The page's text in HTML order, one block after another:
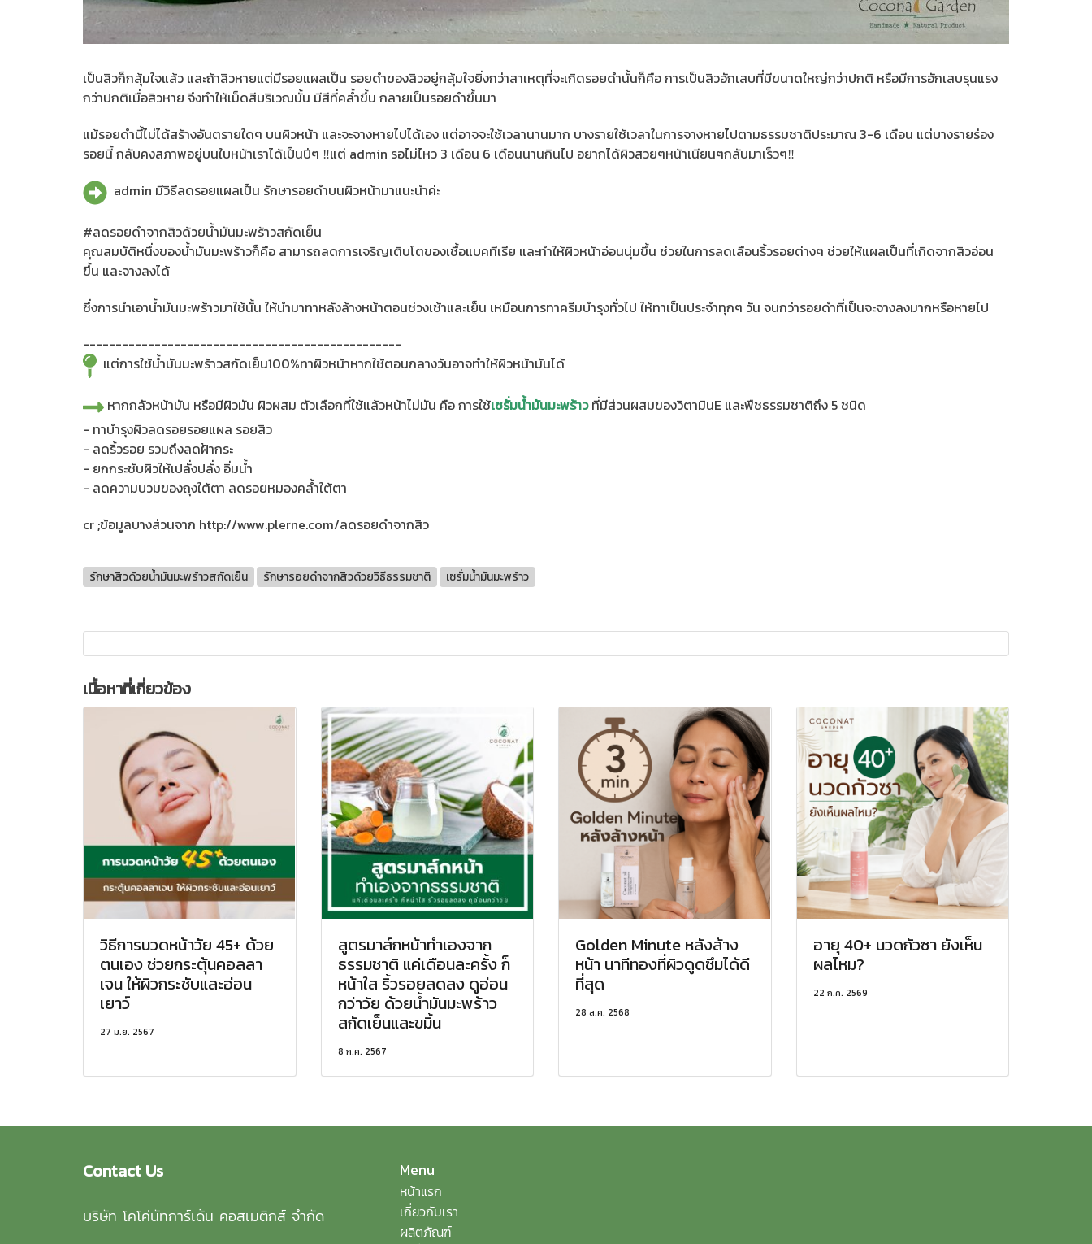
เป็นสิวก็กลุ้มใจแล้ว และถ้าสิวหายแต่มีรอยแผลเป็น รอยดำของสิวอยู่กลุ้มใจยิ่งกว่าสาเหตุที่จะเกิดรอยดำนั้นก็คือ การเป็นสิวอักเสบที่มีขนาดใหญ่กว่าปกติ หรือมีการอักเสบรุนแรง
กว่าปกติเมื่อสิวหาย จึงทำให้เม็ดสีบริเวณนั้น มีสีที่คล้ำขึ้น กลายเป็นรอยดำขึ้นมา
แม้รอยดำนี้ไม่ได้สร้างอันตรายใดๆ บนผิวหน้า และจะจางหายไปได้เอง แต่อาจจะใช้เวลานานมาก บางรายใช้เวลาในการจางหายไปตามธรรมชาติประมาณ 3-6 เดือน แต่บางรายร่อง
รอยนี้ กลับคงสภาพอยู่บนใบหน้าเราได้เป็นปีๆ ‼แต่ admin รอไม่ไหว 3 เดือน 6 เดือนนานกินไป อยากได้ผิวสวยๆหน้าเนียนๆกลับมาเร็วๆ‼
admin มีวิธีลดรอยแผลเป็น รักษารอยดำบนผิวหน้ามาแนะนำค่ะ
#ลดรอยดำจากสิวด้วยน้ำมันมะพร้าวสกัดเย็น
คุณสมบัติหนึ่งของน้ำมันมะพร้าวก็คือ สามารถลดการเจริญเติบโตของเชื้อแบคทีเรีย และทำให้ผิวหน้าอ่อนนุ่มขึ้น ช่วยในการลดเลือนริ้วรอยต่างๆ ช่วยให้แผลเป็นที่เกิดจากสิวอ่อน
ขึ้น และจางลงได้
ซึ่งการนำเอาน้ำมันมะพร้าวมาใช้นั้น ให้นำมาทาหลังล้างหน้าตอนช่วงเช้าและเย็น เหมือนการทาครีมบำรุงทั่วไป ให้ทาเป็นประจำทุกๆ วัน จนกว่ารอยดำที่เป็นจะจางลงมากหรือหายไป
-------------------------------------------------
แต่การใช้น้ำมันมะพร้าวสกัดเย็น100%ทาผิวหน้าหากใช้ตอนกลางวันอาจทำให้ผิวหน้ามันได้
หากกลัวหน้ามัน หรือมีผิวมัน ผิวผสม ตัวเลือกที่ใช้แล้วหน้าไม่มัน คือ การใช้เซรั่มน้ำมันมะพร้าวที่มีส่วนผสมของวิตามินE และพืชธรรมชาติถึง 5 ชนิด
- ทาบำรุงผิวลดรอยรอยแผล รอยสิว
- ลดริ้วรอย รวมถึงลดฝ้ากระ
- ยกกระชับผิวให้เปลั่งปลั่ง อิ่มน้ำ
- ลดความบวมของถุงใต้ตา ลดรอยหมองคล้ำใต้ตา
cr ;ข้อมูลบางส่วนจาก http://www.plerne.com/ลดรอยดําจากสิว
รักษาสิวด้วยน้ำมันมะพร้าวสกัดเย็น รักษารอยดำจากสิวด้วยวิธีธรรมชาติ เซรั่มน้ำมันมะพร้าว
เนื้อหาที่เกี่ยวข้อง
วิธีการนวดหน้าวัย 45+ ด้วย
ตนเอง ช่วยกระตุ้นคอลลา
เจน ให้ผิวกระชับและอ่อน
เยาว์
27 มิ.ย. 2567
สูตรมาส์กหน้าทำเองจาก
ธรรมชาติ แค่เดือนละครั้ง ก็
หน้าใส ริ้วรอยลดลง ดูอ่อน
กว่าวัย ด้วยน้ำมันมะพร้าว
สกัดเย็นและขมิ้น
8 ก.ค. 2567
Golden Minute หลังล้าง
หน้า นาทีทองที่ผิวดูดซึมได้ดี
ที่สุด
28 ส.ค. 2568
อายุ 40+ นวดกัวซา ยังเห็น
ผลไหม?
22 ก.ค. 2569
Contact Us
บริษัท โคโค่นัทการ์เด้น คอสเมติกส์ จำกัด
Menu
หน้าแรก
เกี่ยวกับเรา
ผลิตภัณฑ์